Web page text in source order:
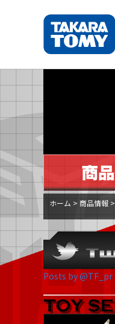
ホーム > 商品情報 >
Posts by @TF_pr